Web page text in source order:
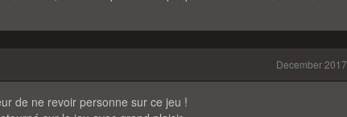
December 2017
de ne revoir personne sur ce jeu !